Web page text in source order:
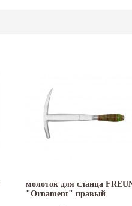
молоток для сланца
"Ornament" правый